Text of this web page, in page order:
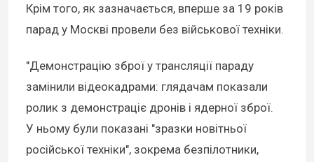
Крім того, як зазначається, вперше за 19 років
парад у Москві провели без військової техніки.
"Демонстрацію зброї у трансляції параду
замінили відеокадрами: глядачам показали
ролик з демонстраціє дронів і ядерної зброї.
У ньому були показані "зразки новітньої
російської техніки", зокрема безпілотники,